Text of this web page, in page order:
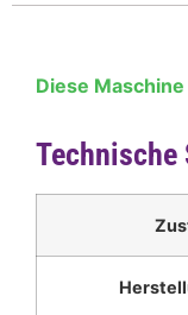
Diese